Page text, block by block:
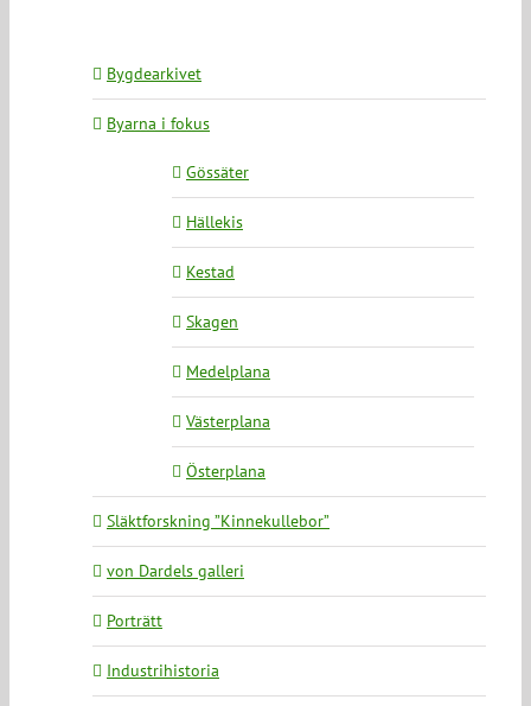
Bygdearkivet
Byarna i fokus
Gössäter
Hällekis
Kestad
Skagen
Medelplana
Västerplana
Österplana
Släktforskning ”Kinnekullebor”
von Dardels galleri
Porträtt
Industrihistoria